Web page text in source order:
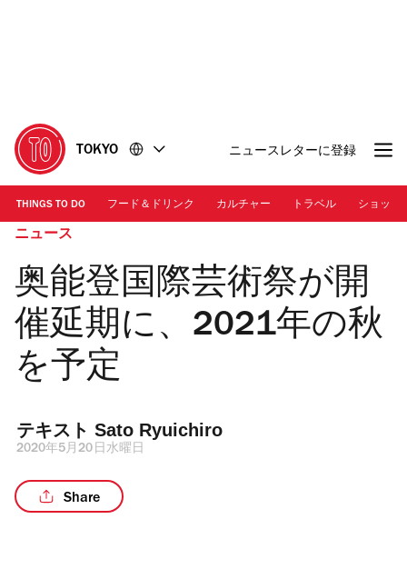
に
移
動
移
動
TOKYO ニュースレターに登録
THINGS TO DO フード＆ドリンク カルチャー トラベル ショッピ
ニュース
奥能登国際芸術祭が開
催延期に、2021年の秋
を予定
テキスト Sato Ryuichiro
2020年5月20日水曜日
Share